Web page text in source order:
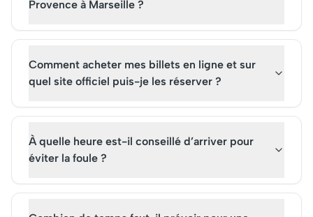
manquer. Pensez à réserver
une visite enrichissante de
richesse culturelle et
Provence à Marseille ?
Comment acheter mes billets en ligne et sur
quel site officiel puis-je les réserver ?
À quelle heure est-il conseillé d’arriver pour
éviter la foule ?